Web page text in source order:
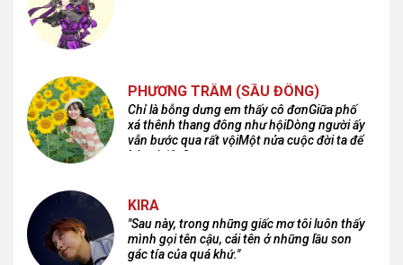
PHƯƠNG TRÂM (SẦU ĐÔNG)
Chỉ là bỗng dưng em thấy cô đơnGiữa phố
xá thênh thang đông như hộiDòng người ấy
vẫn bước qua rất vộiMột nửa cuộc đời ta để
lại nơi đâu?
KIRA
"Sau này, trong những giấc mơ tôi luôn thấy
mình gọi tên cậu, cái tên ở những lầu son
gác tía của quá khứ."